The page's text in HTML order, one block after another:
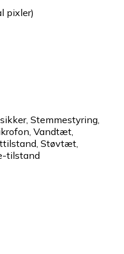
pixler)
, Stemmestyring
Vandtæt
Støvtæt
tilstand